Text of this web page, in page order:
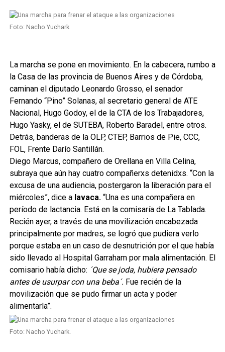
Foto: Nacho Yuchark
La marcha se pone en movimiento. En la cabecera, rumbo a
la Casa de las provincia de Buenos Aires y de Córdoba,
caminan el diputado Leonardo Grosso, el senador
Fernando “Pino” Solanas, al secretario general de ATE
Nacional, Hugo Godoy, el de la CTA de los Trabajadores,
Hugo Yasky, el de SUTEBA, Roberto Baradel, entre otros.
Detrás, banderas de la OLP, CTEP, Barrios de Pie, CCC,
FOL, Frente Darío Santillán.
Diego Marcus, compañero de Orellana en Villa Celina,
subraya que aún hay cuatro compañerxs detenidxs. “Con la
excusa de una audiencia, postergaron la liberación para el
miércoles”, dice a lavaca. “Una es una compañera en
período de lactancia. Está en la comisaría de La Tablada.
Recién ayer, a través de una movilización encabezada
principalmente por madres, se logró que pudiera verlo
porque estaba en un caso de desnutrición por el que había
sido llevado al Hospital Garraham por mala alimentación. El
comisario había dicho: ´Que se joda, hubiera pensado
antes de usurpar con una beba´. Fue recién de la
movilización que se pudo firmar un acta y poder
alimentarla”.
Foto: Nacho Yuchark.